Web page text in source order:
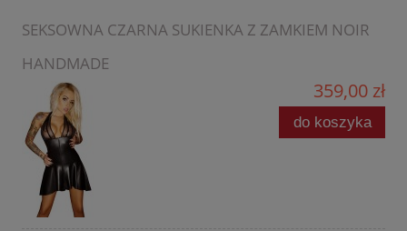
SEKSOWNA CZARNA SUKIENKA Z ZAMKIEM NOIR
HANDMADE
359,00 zł
do koszyka